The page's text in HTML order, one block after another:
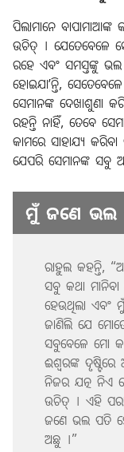
ପିଲାମାନେ
ଉଚିତ୍‌ । ଯେତେବେଳେ
ରହେ ଏବଂ ସମସ୍ତଙ୍କୁ
ହୋଇଯାʼନ୍ତି,
ସେମାନଙ୍କ ଦେଖାଶୁଣା
ରହନ୍ତି ନାହିଁ, ତେବେ
କାମରେ ସାହାଯ୍ୟ
ଯେପରି ସେମାନଙ୍କ
ମୁଁ ଜଣେ ଭଲ
ରାହୁଲ କହନ୍ତି,
ସବୁ କଥା
ହେଉଥିଲା ଏବଂ
ଜାଣିଲି ଯେ
ସବୁବେଳେ ମୋ
ଈଶ୍ୱରଙ୍କ
ନିଜର ଯତ୍ନ ନିଏ
ଉଚିତ୍‌ । ଏହି
ଜଣେ ଭଲ ପତି
ଅଛୁ ।”